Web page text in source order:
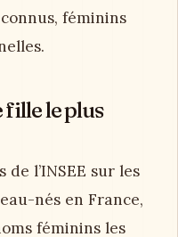
féminins
fille le plus
l’INSEE sur les
nés en France,
féminins les